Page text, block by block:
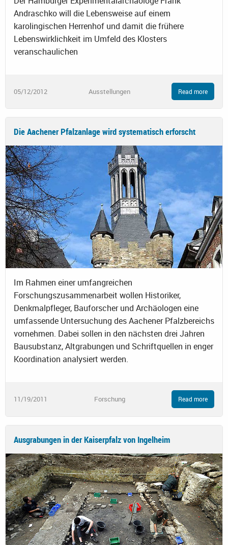
Andraschko will die Lebensweise auf einem
karolingischen Herrenhof und damit die frühere
Lebenswirklichkeit im Umfeld des Klosters
veranschaulichen
05/12/2012 Ausstellungen Read more
Die Aachener Pfalzanlage wird systematisch erforscht
Im Rahmen einer umfangreichen
Forschungszusammenarbeit wollen Historiker,
Denkmalpfleger, Bauforscher und Archäologen eine
umfassende Untersuchung des Aachener Pfalzbereichs
vornehmen. Dabei sollen in den nächsten drei Jahren
Bausubstanz, Altgrabungen und Schriftquellen in enger
Koordination analysiert werden.
11/19/2011 Forschung Read more
Ausgrabungen in der Kaiserpfalz von Ingelheim